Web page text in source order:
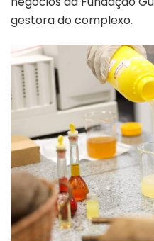
gestora do complexo.